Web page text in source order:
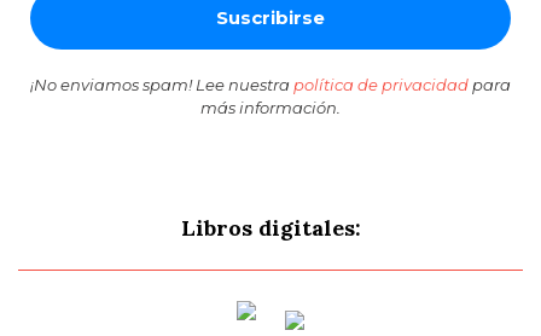
¡No enviamos spam! Lee nuestrapolítica de privacidadpara
más información.
Libros digitales: